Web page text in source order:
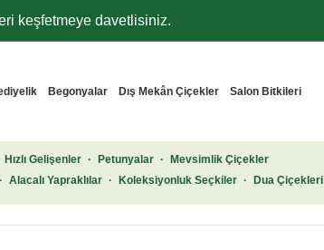
keşfetmeye davetlisiniz.
Begonyalar Dış Mekân Çiçekler Salon Bitkileri
Hızlı Gelişenler · Petunyalar ·
Mevsimlik Çiçekler
· Alacalı Yapraklılar · Koleksiyonluk Seçkiler · Dua Çiçekleri